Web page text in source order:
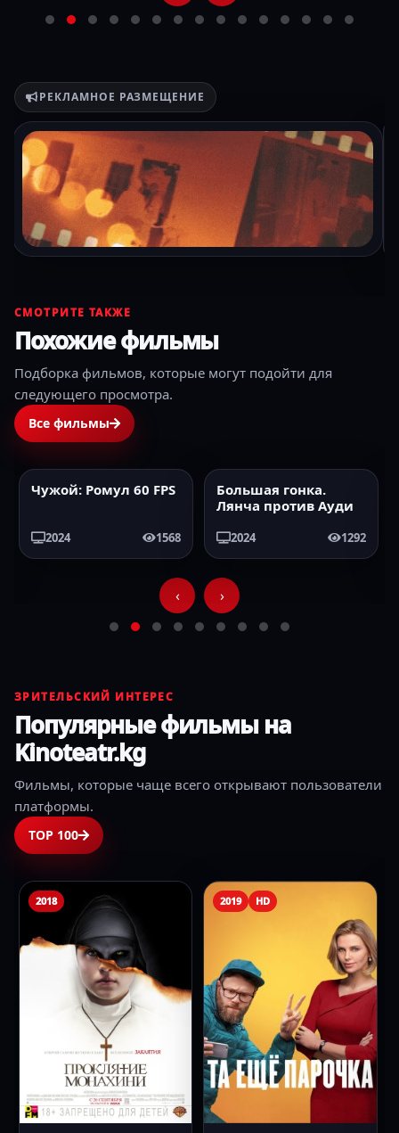
РЕКЛАМНОЕ РАЗМЕЩЕНИЕ
СМОТРИТЕ ТАКЖЕ
Похожие фильмы
Подборка фильмов, которые могут подойти для
следующего просмотра.
Все фильмы
2024 60FPS
Чужой: Ромул 60 FPS
2024 1568
2024 HD
Большая гонка.
Лянча против Ауди
2024 1292
‹ ›
ЗРИТЕЛЬСКИЙ ИНТЕРЕС
Популярные фильмы на
Kinoteatr.kg
Фильмы, которые чаще всего открывают пользователи
платформы.
TOP 100
2018 2019 HD